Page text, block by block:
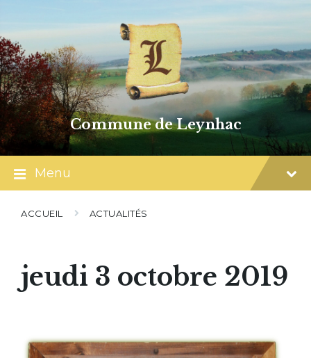
content
main
navigation
footer
Commune de Leynhac
Menu
ACCUEIL ACTUALITÉS
jeudi 3 octobre 2019